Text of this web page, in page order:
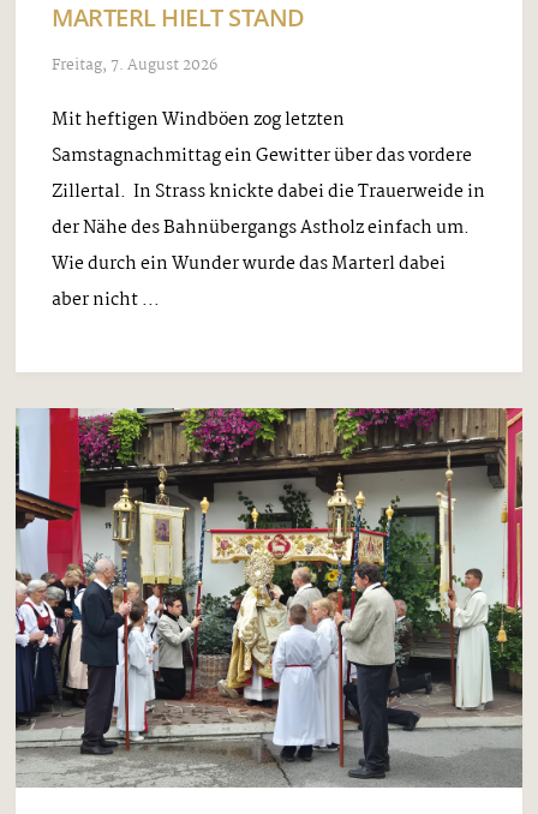
MARTERL HIELT STAND
Freitag, 7. August 2026
Mit heftigen Windböen zog letzten
Samstagnachmittag ein Gewitter über das vordere
Zillertal. In Strass knickte dabei die Trauerweide in
der Nähe des Bahnübergangs Astholz einfach um.
Wie durch ein Wunder wurde das Marterl dabei
aber nicht ...